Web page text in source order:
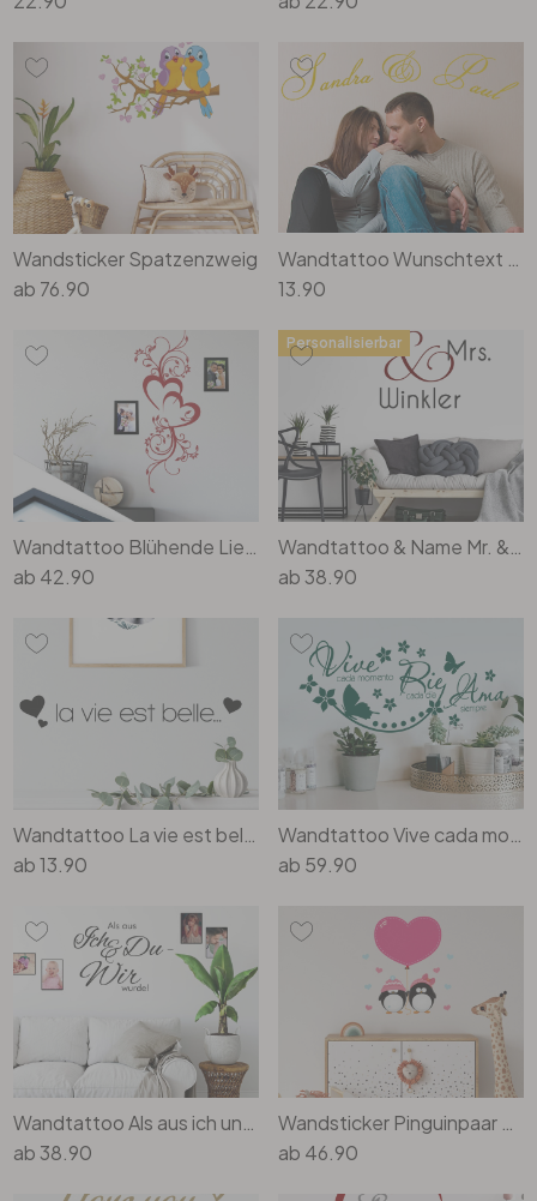
Wandsticker Spatzenzweig
ab 76.90
Wandtattoo Wunschtext Festive Names
13.90
Wandtattoo Blühende Liebe inkl. 2 Bilderrahmen
ab 42.90
Wandtattoo & Name Mr. & Mrs. (2-farbig)
ab38.90
Personalisierbar
Wandtattoo La vie est belle 2
ab13.90
Wandtattoo Vive cada momento...
ab 59.90
Wandtattoo Als aus ich und du… mit Platz für Fotos
ab38.90
Wandsticker Pinguinpaar mit Herzen
ab 46.90